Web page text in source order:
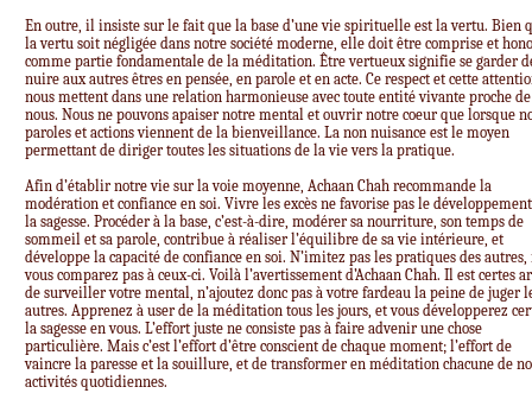
En outre, il insiste sur le fait que la base d’une vie spirituelle est la vertu. Bien
la vertu soit négligée dans notre société moderne, elle doit être comprise et
comme partie fondamentale de la méditation. Être vertueux signifie se garder
nuire aux autres êtres en pensée, en parole et en acte. Ce respect et cette
nous mettent dans une relation harmonieuse avec toute entité vivante proche de
nous. Nous ne pouvons apaiser notre mental et ouvrir notre coeur que lorsque
paroles et actions viennent de la bienveillance. La non nuisance est le moyen
permettant de diriger toutes les situations de la vie vers la pratique.
Afin d’établir notre vie sur la voie moyenne, Achaan Chah recommande la
modération et confiance en soi. Vivre les excès ne favorise pas le
la sagesse. Procéder à la base, c’est-à-dire, modérer sa nourriture, son temps de
sommeil et sa parole, contribue à réaliser l’équilibre de sa vie intérieure, et
développe la capacité de confiance en soi. N’imitez pas les pratiques des autres,
vous comparez pas à ceux-ci. Voilà l’avertissement d’Achaan Chah. Il est certes
de surveiller votre mental, n’ajoutez donc pas à votre fardeau la peine de juger
autres. Apprenez à user de la méditation tous les jours, et vous développerez
la sagesse en vous. L’effort juste ne consiste pas à faire advenir une chose
particulière. Mais c’est l’effort d’être conscient de chaque moment; l’effort de
vaincre la paresse et la souillure, et de transformer en méditation chacune de
activités quotidiennes.